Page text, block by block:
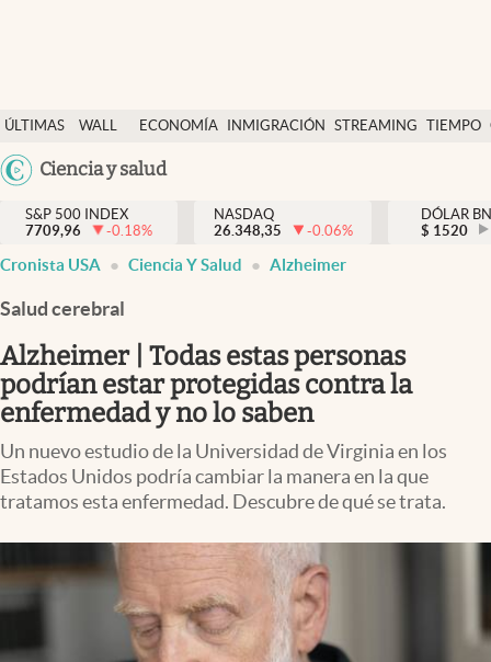
ÚLTIMAS
NOTICIAS
WALL
DÓLAR
ECONOMÍA INMIGRACIÓN STREAMING TIEMPO
México
Ciencia y salud
Finanzas y economía
Wall Street y dólar
Inmigración
Espiritual
Streaming
PC y mobile
Lifestyle
S&P 500 INDEX
7709,96
-0.18%
NASDAQ
26.348,35
-0.06%
DÓLAR
$ 1520
Cronista USA Ciencia Y Salud Alzheimer
Salud cerebral
Alzheimer | Todas estas personas
podrían estar protegidas contra la
enfermedad y no lo saben
Un nuevo estudio de la Universidad de Virginia en los
Estados Unidos podría cambiar la manera en la que
tratamos esta enfermedad. Descubre de qué se trata.